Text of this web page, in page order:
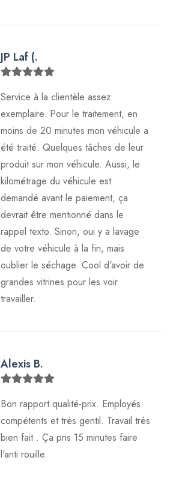
JP Laf (.
Service à la clientèle assez
exemplaire. Pour le traitement, en
moins de 20 minutes mon véhicule a
été traité. Quelques tâches de leur
produit sur mon véhicule. Aussi, le
kilométrage du véhicule est
demandé avant le paiement, ça
devrait être mentionné dans le
rappel texto. Sinon, oui y a lavage
de votre véhicule à la fin, mais
oublier le séchage. Cool d'avoir de
grandes vitrines pour les voir
travailler.
Alexis B.
Bon rapport qualité-prix. Employés
compétents et très gentil. Travail très
bien fait . Ça pris 15 minutes faire
l'anti rouille.